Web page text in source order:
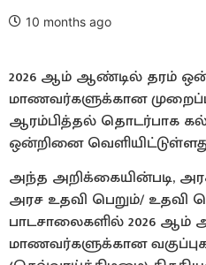
10 months ago
2026 ஆம் ஆண்டில் தரம்
மாணவர்களுக்கான
ஆரம்பித்தல் தொடர்பாக
ஒன்றினை
அந்த அறிக்கையின்படி,
அரச உதவி பெறும்/ உதவி
பாடசாலைகளில் 2026
மாணவர்களுக்கான